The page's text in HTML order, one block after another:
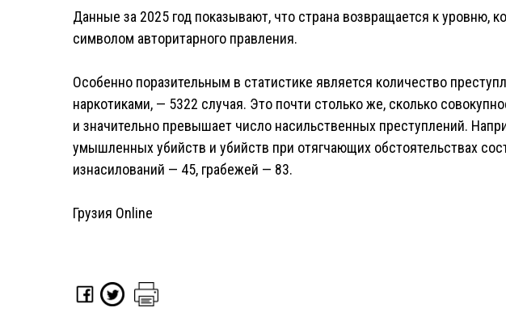
Данные за 2025 год показывают, что страна возвращается к уровню,
символом авторитарного правления.
Особенно поразительным в статистике является количество
наркотиками, — 5322 случая. Это почти столько же, сколько
и значительно превышает число насильственных преступлений.
умышленных убийств и убийств при отягчающих обстоятельствах
изнасилований — 45, грабежей — 83.
Грузия Online